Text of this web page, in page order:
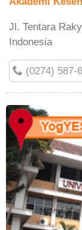
Jl. Tentara
Indonesia
(0274) 587-